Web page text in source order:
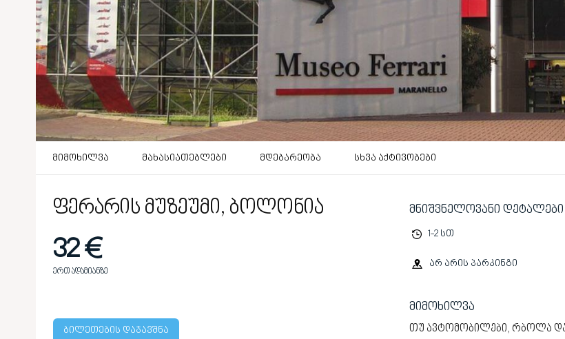
მიმოხილვა მახასიათებლები მდებარეობა სხვა აქტივობები
ფერარის მუზეუმი, ბოლონია
32 €
ერთ ადამიანზე
ბილეთების დაჯავშნა
მნიშვნელოვანი დეტალები
1-2 სთ
არ არის პარკინგი
მიმოხილვა
თუ ავტომობილები, რბოლა